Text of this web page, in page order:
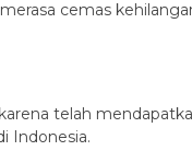
cemas
telah
Indonesia.